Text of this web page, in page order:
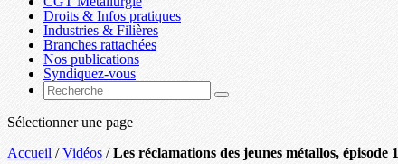
Droits & Infos pratiques
Industries & Filières
Branches rattachées
Nos publications
Syndiquez-vous
Sélectionner une page
Accueil /Vidéos /Les réclamations des jeunes métallos, épisode 1